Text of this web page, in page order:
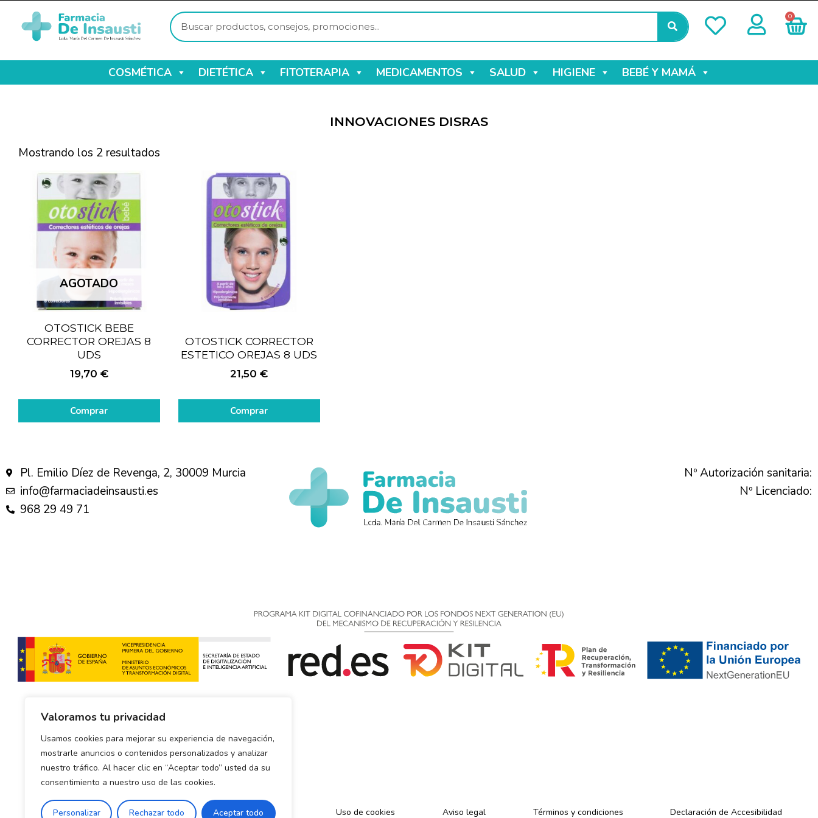
Valoramos tu privacidad
Usamos cookies para mejorar su experiencia de navegación,
mostrarle anuncios o contenidos personalizados y analizar
nuestro tráfico. Al hacer clic en “Aceptar todo” usted da su
consentimiento a nuestro uso de las cookies.
Personalizar Rechazar todo Aceptar todo
0
COSMÉTICA DIETÉTICA FITOTERAPIA MEDICAMENTOS SALUD HIGIENE BEBÉ Y MAMÁ
INNOVACIONES DISRAS
Mostrando los 2 resultados
AGOTADO
OTOSTICK BEBE
CORRECTOR OREJAS 8
UDS
19,70 €
Comprar
OTOSTICK CORRECTOR
ESTETICO OREJAS 8 UDS
21,50€
Comprar
Pl. Emilio Díez de Revenga, 2, 30009 Murcia
info@farmaciadeinsausti.es
968 29 49 71
Nº Autorización sanitaria:
Nº Licenciado:
Política de envío y devoluciones Política de privacidad Uso de cookies Aviso legal Términos y condiciones Declaración de Accesibilidad